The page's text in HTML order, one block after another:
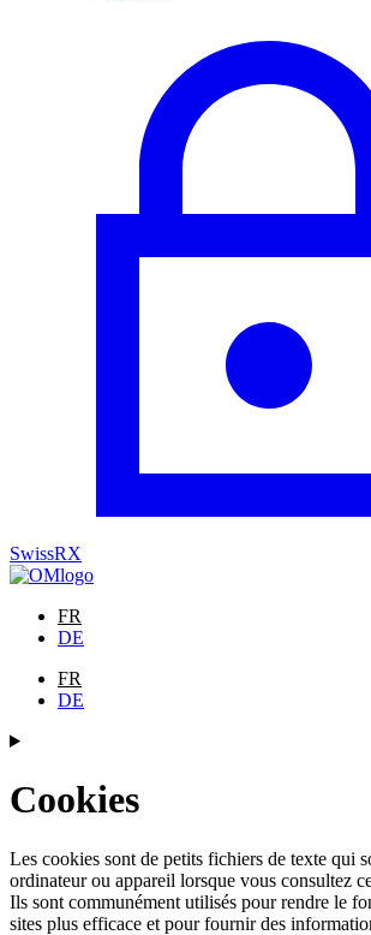
SwissRX
FR
DE
FR
DE
Cookies
Les cookies sont de petits fichiers de texte qui
ordinateur ou appareil lorsque vous consultez
Ils sont communément utilisés pour rendre le
sites plus efficace et pour fournir des